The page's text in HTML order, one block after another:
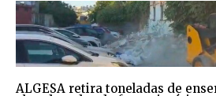
ALGESA retira toneladas de